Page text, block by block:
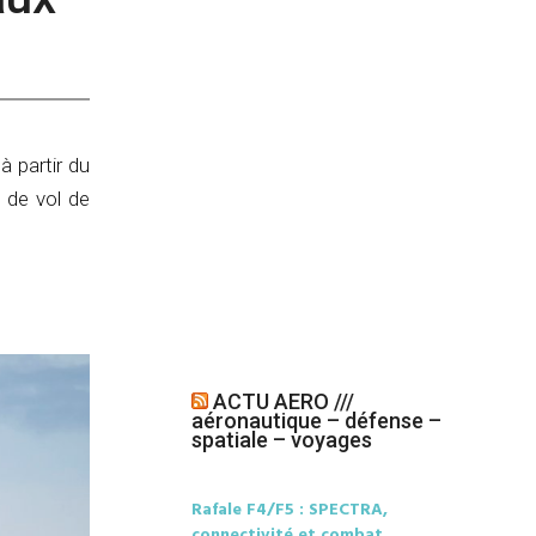
partir du
de vol de
ACTU AERO ///
aéronautique – défense –
spatiale – voyages
Rafale F4/F5 : SPECTRA,